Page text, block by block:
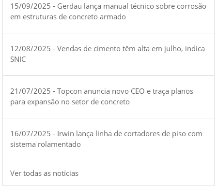
15/09/2025 - Gerdau lança manual técnico sobre corrosão
em estruturas de concreto armado
12/08/2025 - Vendas de cimento têm alta em julho, indica
SNIC
21/07/2025 - Topcon anuncia novo CEO e traça planos
para expansão no setor de concreto
16/07/2025 - Irwin lança linha de cortadores de piso com
sistema rolamentado
Ver todas as notícias